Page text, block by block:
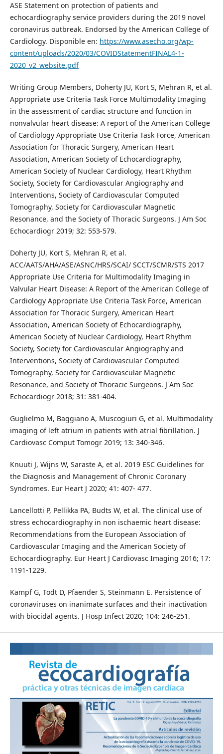
ASE Statement on protection of patients and
echocardiography service providers during the 2019 novel
coronavirus outbreak. Endorsed by the American College of
Cardiology. Disponible en: https://www.asecho.org/wp-
content/uploads/2020/03/COVIDStatementFINAL4-1-
2020_v2_website.pdf
Writing Group Members, Doherty JU, Kort S, Mehran R, et al.
Appropriate use Criteria Task Force Multimodality Imaging
in the assessment of cardiac structure and function in
nonvalvular heart disease: A report of the American College
of Cardiology Appropriate Use Criteria Task Force, American
Association for Thoracic Surgery, American Heart
Association, American Society of Echocardiography,
American Society of Nuclear Cardiology, Heart Rhythm
Society, Society for Cardiovascular Angiography and
Interventions, Society of Cardiovascular Computed
Tomography, Society for Cardiovascular Magnetic
Resonance, and the Society of Thoracic Surgeons. J Am Soc
Echocardiogr 2019; 32: 553-579.
Doherty JU, Kort S, Mehran R, et al.
ACC/AATS/AHA/ASE/ASNC/HRS/SCAI/ SCCT/SCMR/STS 2017
Appropriate Use Criteria for Multimodality Imaging in
Valvular Heart Disease: A Report of the American College of
Cardiology Appropriate Use Criteria Task Force, American
Association for Thoracic Surgery, American Heart
Association, American Society of Echocardiography,
American Society of Nuclear Cardiology, Heart Rhythm
Society, Society for Cardiovascular Angiography and
Interventions, Society of Cardiovascular Computed
Tomography, Society for Cardiovascular Magnetic
Resonance, and Society of Thoracic Surgeons. J Am Soc
Echocardiogr 2018; 31: 381-404.
Guglielmo M, Baggiano A, Muscogiuri G, et al. Multimodality
imaging of left atrium in patients with atrial ﬁbrillation. J
Cardiovasc Comput Tomogr 2019; 13: 340-346.
Knuuti J, Wijns W, Saraste A, et al. 2019 ESC Guidelines for
the Diagnosis and Management of Chronic Coronary
Syndromes. Eur Heart J 2020; 41: 407- 477.
Lancellotti P, Pellikka PA, Budts W, et al. The clinical use of
stress echocardiography in non ischaemic heart disease:
Recommendations from the European Association of
Cardiovascular Imaging and the American Society of
Echocardiography. Eur Heart J Cardiovasc Imaging 2016; 17:
1191-1229.
Kampf G, Todt D, Pfaender S, Steinmann E. Persistence of
coronaviruses on inanimate surfaces and their inactivation
with biocidal agents. J Hosp Infect 2020; 104: 246-251.